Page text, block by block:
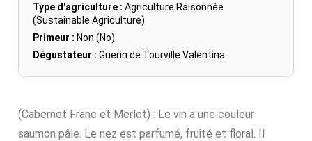
Type d'agriculture : Agriculture Raisonnée
(Sustainable Agriculture)
Primeur : Non (No)
Dégustateur : Guerin de Tourville Valentina
(Cabernet Franc et Merlot) : Le vin a une couleur
saumon pâle. Le nez est parfumé, fruité et floral. Il